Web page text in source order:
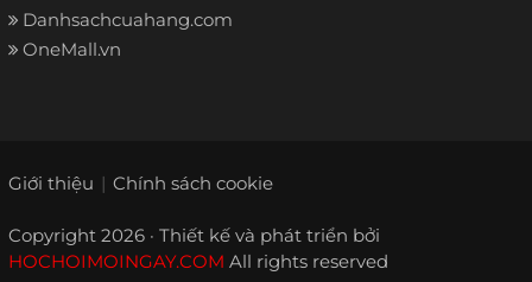
Danhsachcuahang.com
OneMall.vn
Giới thiệu Chính sách cookie
Copyright 2026 · Thiết kế và phát triển bởi
HOCHOIMOINGAY.COM All rights reserved